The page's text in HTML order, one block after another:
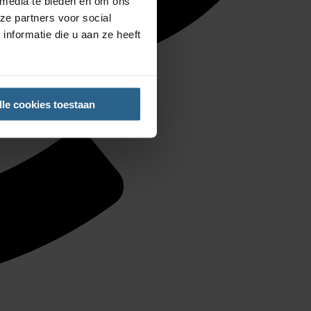
partners voor social
die u aan ze heeft
cookies toestaan